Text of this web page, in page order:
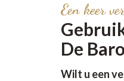
Een keer
De
Wilt u een